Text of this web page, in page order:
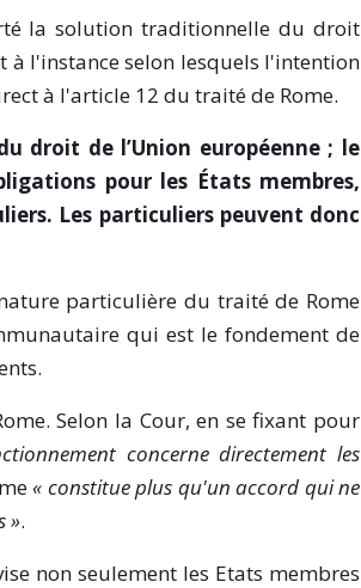
la solution traditionnelle du droit
à l'instance selon lesquels l'intention
à l'article 12 du traité de Rome.
droit de l’Union européenne ; le
pour les États membres,
Les particuliers peuvent donc
particulière du traité de Rome
qui est le fondement de
Selon la Cour, en se fixant pour
concerne directement les
« constitueplus qu'un accord qui ne
».
non seulement les Etats membres